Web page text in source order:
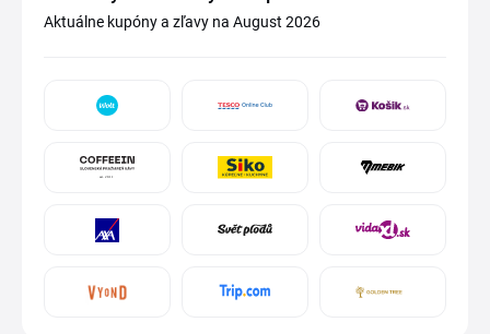
Aktuálne kupóny a zľavy na August 2026